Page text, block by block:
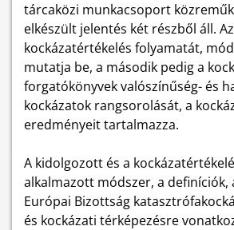
tárcaközi munkacsoport
elkészült jelentés két részből áll.
kockázatértékelés folyamatát,
mutatja be, a második pedig a
forgatókönyvek valószínűség- és
kockázatok rangsorolását, a
eredményeit tartalmazza.
A kidolgozott és a
alkalmazott módszer, a definíciók,
Európai Bizottság
és kockázati térképezésre